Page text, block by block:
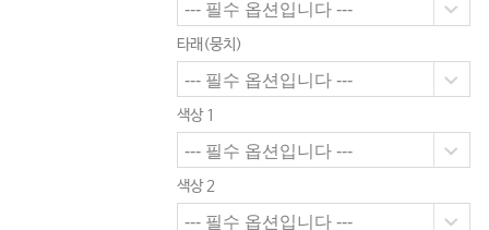
타래(뭉치)
색상 1
색상 2